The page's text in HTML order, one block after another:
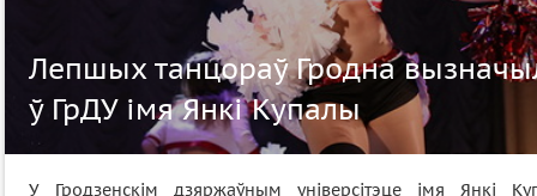
Лепшых танцораў Гродна
ў ГрДУ імя Янкі Купалы
У Гродзенскім дзяржаўным універсітэце імя Янкі